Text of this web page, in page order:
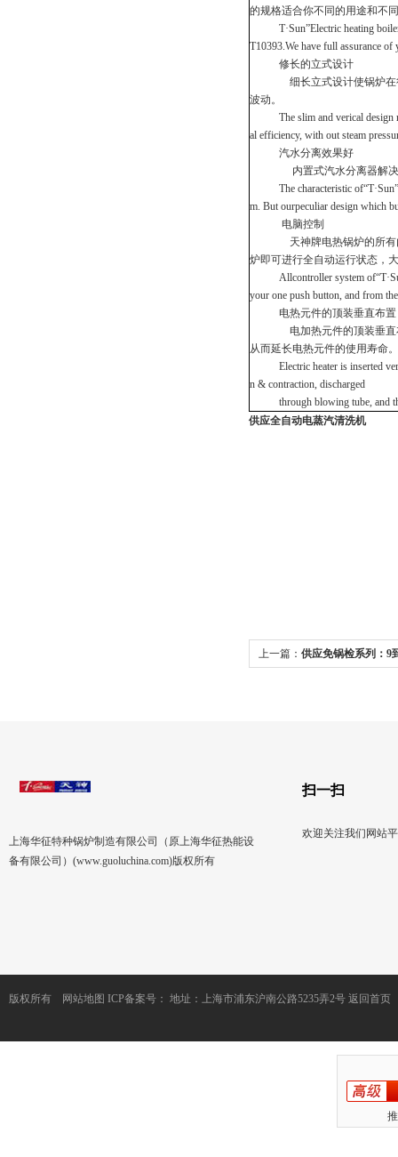
的规格适合你不同的用途和不
T·Sun”Electric heating boiler
T10393.We have full assurance
修长的立式设计
细长立式设计使锅炉在很短
波动。
The slim and verical design
al efficiency, with out steam
汽水分离效果好
内置式汽水分离器解决了
The characteristic
m. But ourpeculiar design which
电脑控制
天神牌电热锅炉的所有内部
炉即可进行全自动运行状态，
Allcontroller system
your one push button, and from
电热元件的顶装垂直布置
电加热元件的顶装垂直布置
从而延长电热元件的使用寿命。
Electric heater is inserted
n & contraction, discharged
through blowing tube, and the
供应全自动电蒸汽清洗机
上一篇： 供应免锅检系列：9
上海华征特种锅炉制造有限公司（原上海华征热能设
备有限公司）(www.guoluchina.com)版权所有
扫一扫
欢迎关注我们网站
版权所有 网站地图 ICP备案号： 地址：上海市浦东沪南公路5235弄2号 返回首页